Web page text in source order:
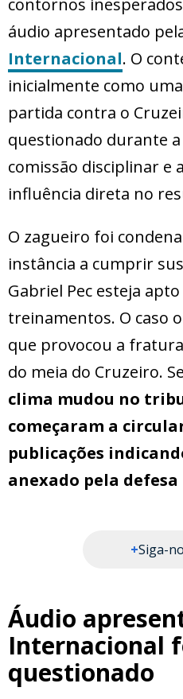
contornos
áudio apresentado
Internacional. O
inicialmente como
partida contra o
questionado durante a
comissão disciplinar e
influência direta no
O zagueiro foi
instância a cumprir
Gabriel Pec esteja
treinamentos. O caso
que provocou a
do meia do Cruzeiro.
clima mudou no
começaram a
publicações
anexado pela
+Siga-
Áudio
Internacional
questionado